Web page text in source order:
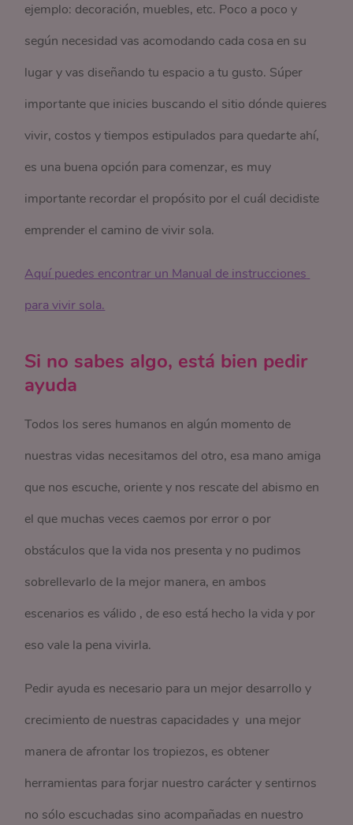
ejemplo: decoración, muebles, etc. Poco a poco y
según necesidad vas acomodando cada cosa en su
lugar y vas diseñando tu espacio a tu gusto. Súper
importante que inicies buscando el sitio dónde quieres
vivir, costos y tiempos estipulados para quedarte ahí,
es una buena opción para comenzar, es muy
importante recordar el propósito por el cuál decidiste
emprender el camino de vivir sola.
Aquí puedes encontrar un Manual de instrucciones
para vivir sola.
Si no sabes algo, está bien pedir
ayuda
Todos los seres humanos en algún momento de
nuestras vidas necesitamos del otro, esa mano amiga
que nos escuche, oriente y nos rescate del abismo en
el que muchas veces caemos por error o por
obstáculos que la vida nos presenta y no pudimos
sobrellevarlo de la mejor manera, en ambos
escenarios es válido , de eso está hecho la vida y por
eso vale la pena vivirla.
Pedir ayuda es necesario para un mejor desarrollo y
crecimiento de nuestras capacidades y una mejor
manera de afrontar los tropiezos, es obtener
herramientas para forjar nuestro carácter y sentirnos
no sólo escuchadas sino acompañadas en nuestro